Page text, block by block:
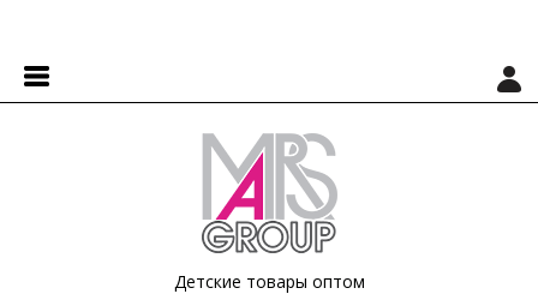
Детские товары оптом